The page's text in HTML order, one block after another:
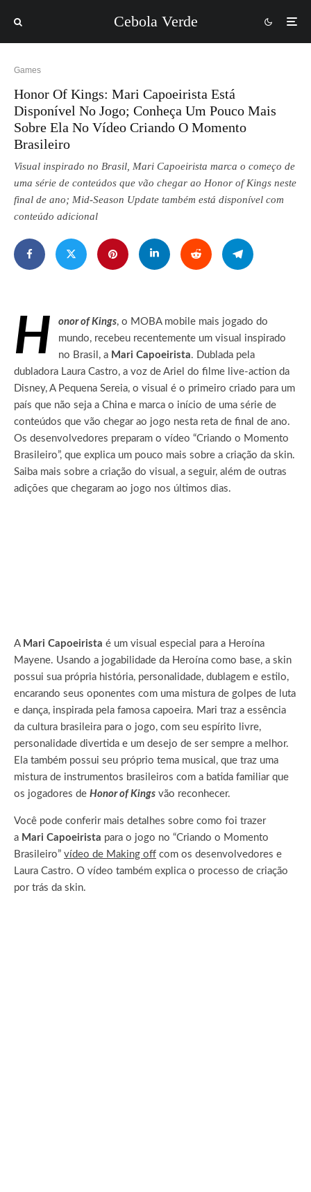
Cebola Verde
Games
Honor Of Kings: Mari Capoeirista Está
Disponível No Jogo; Conheça Um Pouco Mais
Sobre Ela No Vídeo Criando O Momento
Brasileiro
Visual inspirado no Brasil, Mari Capoeirista marca o começo de
uma série de conteúdos que vão chegar ao Honor of Kings neste
final de ano; Mid-Season Update também está disponível com
conteúdo adicional
H onor of Kings, o MOBA mobile mais jogado do
mundo, recebeu recentemente um visual inspirado
no Brasil, a Mari Capoeirista. Dublada pela
dubladora Laura Castro, a voz de Ariel do filme live-action da
Disney, A Pequena Sereia, o visual é o primeiro criado para um
país que não seja a China e marca o início de uma série de
conteúdos que vão chegar ao jogo nesta reta de final de ano.
Os desenvolvedores preparam o vídeo “Criando o Momento
Brasileiro”, que explica um pouco mais sobre a criação da skin.
Saiba mais sobre a criação do visual, a seguir, além de outras
adições que chegaram ao jogo nos últimos dias.
A Mari Capoeirista é um visual especial para a Heroína
Mayene. Usando a jogabilidade da Heroína como base, a skin
possui sua própria história, personalidade, dublagem e estilo,
encarando seus oponentes com uma mistura de golpes de luta
e dança, inspirada pela famosa capoeira. Mari traz a essência
da cultura brasileira para o jogo, com seu espírito livre,
personalidade divertida e um desejo de ser sempre a melhor.
Ela também possui seu próprio tema musical, que traz uma
mistura de instrumentos brasileiros com a batida familiar que
os jogadores de Honor of Kings vão reconhecer.
Você pode conferir mais detalhes sobre como foi trazer
a Mari Capoeirista para o jogo no “Criando o Momento
Brasileiro” vídeo de Making off com os desenvolvedores e
Laura Castro. O vídeo também explica o processo de criação
por trás da skin.